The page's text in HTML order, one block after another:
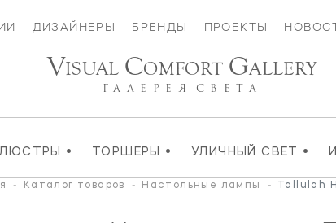
ДИЗАЙНЕРЫ БРЕНДЫ ПРОЕКТЫ
ЛЮСТРЫ • ТОРШЕРЫ • УЛИЧНЫЙ СВЕТ •
VISUAL COMFORT GALLERY
ГАЛЕРЕЯ СВЕТА
- Каталог товаров - Настольные лампы - Tallulah